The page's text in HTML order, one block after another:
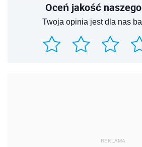
Oceń jakość
Twoja opinia jest dla nas
REKLAMA